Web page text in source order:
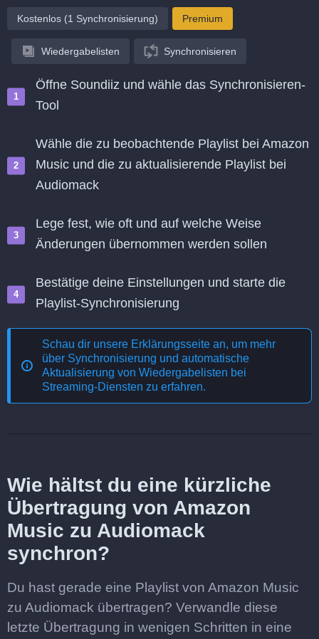
Kostenlos (1 Synchronisierung) Premium
Wiedergabelisten Synchronisieren
Öffne Soundiiz und wähle das Synchronisieren-
Tool
Wähle die zu beobachtende Playlist bei Amazon
Music und die zu aktualisierende Playlist bei
Audiomack
Lege fest, wie oft und auf welche Weise
Änderungen übernommen werden sollen
Bestätige deine Einstellungen und starte die
Playlist-Synchronisierung
Schau dir unsere Erklärungsseite an, um mehr
über Synchronisierung und automatische
Aktualisierung von Wiedergabelisten bei
Streaming-Diensten zu erfahren.
Wie hältst du eine kürzliche
Übertragung von Amazon
Music zu Audiomack
synchron?
Du hast gerade eine Playlist von Amazon Music
zu Audiomack übertragen? Verwandle diese
letzte Übertragung in wenigen Schritten in eine